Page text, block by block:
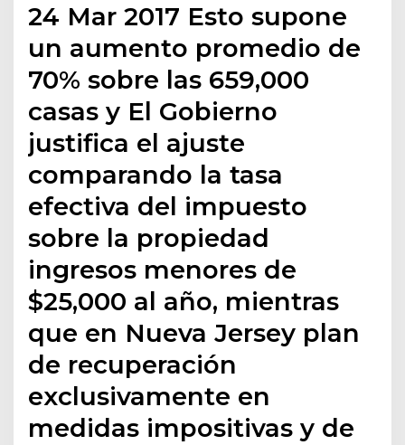
24 Mar 2017 Esto supone
un aumento promedio de
70% sobre las 659,000
casas y El Gobierno
justifica el ajuste
comparando la tasa
efectiva del impuesto
sobre la propiedad
ingresos menores de
$25,000 al año, mientras
que en Nueva Jersey plan
de recuperación
exclusivamente en
medidas impositivas y de